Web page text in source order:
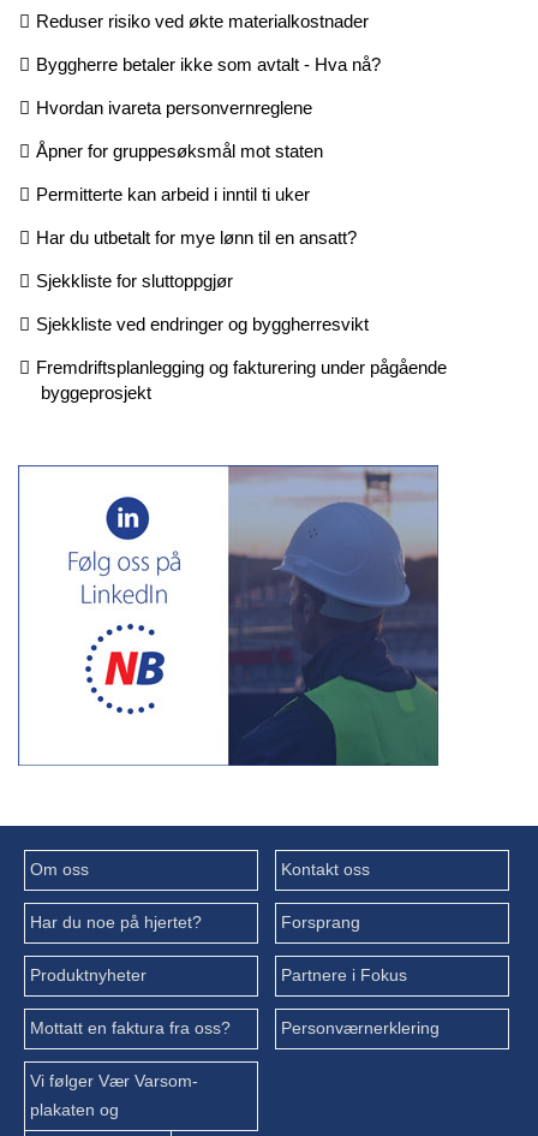
Reduser risiko ved økte materialkostnader
Byggherre betaler ikke som avtalt - Hva nå?
Hvordan ivareta personvernreglene
Åpner for gruppesøksmål mot staten
Permitterte kan arbeid i inntil ti uker
Har du utbetalt for mye lønn til en ansatt?
Sjekkliste for sluttoppgjør
Sjekkliste ved endringer og byggherresvikt
Fremdriftsplanlegging og fakturering under pågående
byggeprosjekt
Om oss Kontakt oss
Har du noe på hjertet? Forsprang
Produktnyheter Partnere i Fokus
Mottatt en faktura fra oss? Personværnerklering
Vi følger Vær Varsom-
plakaten og